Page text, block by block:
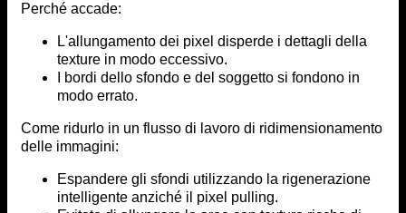
Perché accade:
L'allungamento dei pixel disperde i dettagli della
texture in modo eccessivo.
I bordi dello sfondo e del soggetto si fondono in
modo errato.
Come ridurlo in un flusso di lavoro di ridimensionamento
delle immagini:
Espandere gli sfondi utilizzando la rigenerazione
intelligente anziché il pixel pulling.